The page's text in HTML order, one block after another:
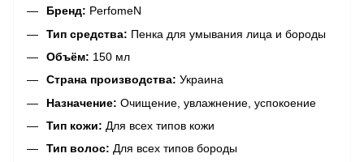
Бренд: PerfomeN
Тип средства: Пенка для умывания лица и бороды
Объём: 150 мл
Страна производства: Украина
Назначение: Очищение, увлажнение, успокоение
Тип кожи: Для всех типов кожи
Тип волос: Для всех типов бороды